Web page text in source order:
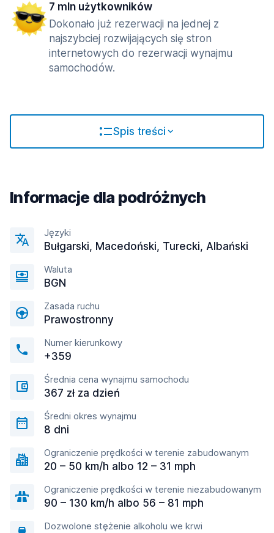
7 mln użytkowników
Dokonało już rezerwacji na jednej z
najszybciej rozwijających się stron
internetowych do rezerwacji wynajmu
samochodów.
Spis treści
Informacje dla podróżnych
Języki
Bułgarski, Macedoński, Turecki, Albański
Waluta
BGN
Zasada ruchu
Prawostronny
Numer kierunkowy
+359
Średnia cena wynajmu samochodu
367 zł za dzień
Średni okres wynajmu
8 dni
Ograniczenie prędkości w terenie zabudowanym
20 – 50 km/h albo 12 – 31 mph
Ograniczenie prędkości w terenie niezabudowanym
90 – 130 km/h albo 56 – 81 mph
Dozwolone stężenie alkoholu we krwi